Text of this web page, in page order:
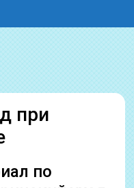
при
по